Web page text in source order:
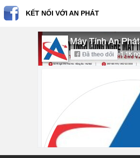
KẾT NỐI VỚI AN PHÁT